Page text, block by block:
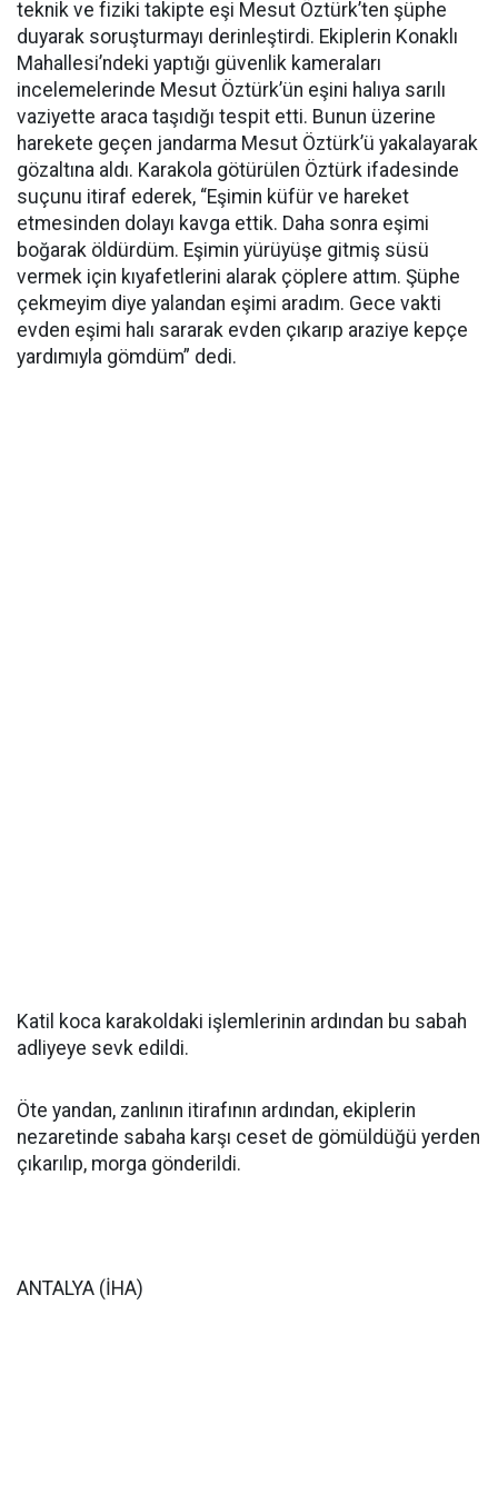
teknik ve fiziki takipte eşi Mesut Öztürk’ten şüphe
duyarak soruşturmayı derinleştirdi. Ekiplerin Konaklı
Mahallesi’ndeki yaptığı güvenlik kameraları
incelemelerinde Mesut Öztürk’ün eşini halıya sarılı
vaziyette araca taşıdığı tespit etti. Bunun üzerine
harekete geçen jandarma Mesut Öztürk’ü yakalayarak
gözaltına aldı. Karakola götürülen Öztürk ifadesinde
suçunu itiraf ederek, “Eşimin küfür ve hareket
etmesinden dolayı kavga ettik. Daha sonra eşimi
boğarak öldürdüm. Eşimin yürüyüşe gitmiş süsü
vermek için kıyafetlerini alarak çöplere attım. Şüphe
çekmeyim diye yalandan eşimi aradım. Gece vakti
evden eşimi halı sararak evden çıkarıp araziye kepçe
yardımıyla gömdüm” dedi.
Katil koca karakoldaki işlemlerinin ardından bu sabah
adliyeye sevk edildi.
Öte yandan, zanlının itirafının ardından, ekiplerin
nezaretinde sabaha karşı ceset de gömüldüğü yerden
çıkarılıp, morga gönderildi.
ANTALYA (İHA)